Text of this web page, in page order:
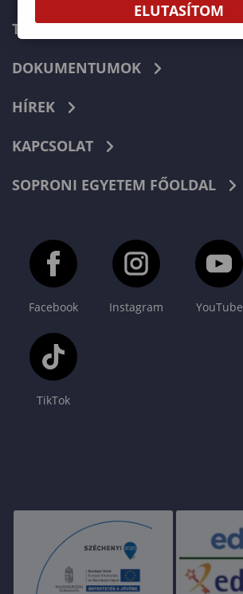
TELEFONKÖNYV
DOKUMENTUMOK
HÍREK
KAPCSOLAT
SOPRONI EGYETEM FŐOLDAL
Facebook Instagram YouTube
TikTok
ELUTASÍTOM